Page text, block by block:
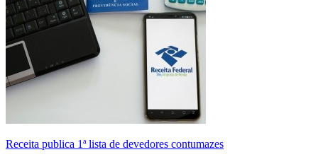
Receita publica 1ª lista de devedores contumazes